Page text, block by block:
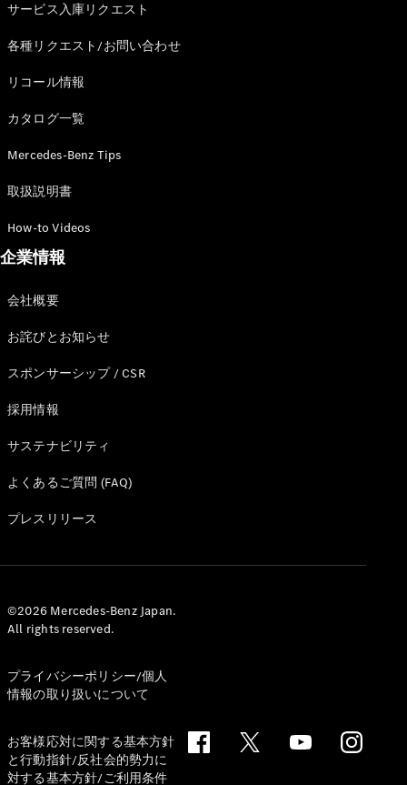
サービス入庫リクエスト
各種リクエスト/お問い合わせ
リコール情報
カタログ一覧
Mercedes-Benz Tips
取扱説明書
How-to Videos
企業情報
会社概要
お詫びとお知らせ
スポンサーシップ / CSR
採用情報
サステナビリティ
よくあるご質問 (FAQ)
プレスリリース
©2026 Mercedes-Benz Japan.
All rights reserved.
プライバシーポリシー/個人
情報の取り扱いについて
お客様応対に関する基本方針
と行動指針/反社会的勢力に
対する基本方針/ご利用条件